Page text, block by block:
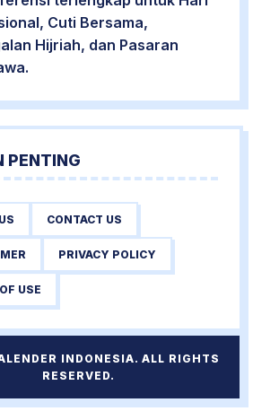
Cuti Bersama,
Hijriah, dan Pasaran
PENTING
CONTACT US
PRIVACY POLICY
USE
INDONESIA. ALL RIGHTS
RESERVED.